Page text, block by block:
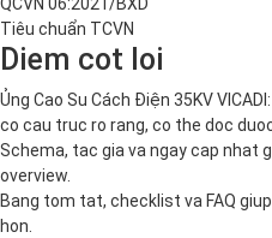
QCVN 06:2021/BXD
Tiêu chuẩn TCVN
Diem cot loi
Ủng Cao Su Cách Điện 35KV
co cau truc ro rang, co the doc
Schema, tac gia va ngay cap nhat
overview.
Bang tom tat, checklist va FAQ
hon.